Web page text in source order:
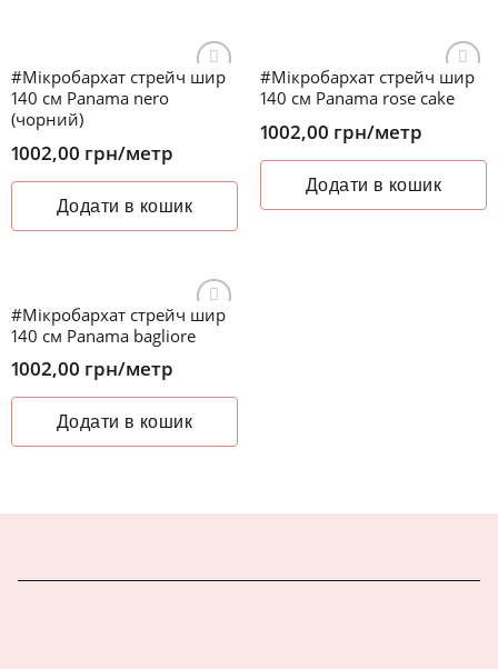
Додати
#Мікробархат стрейч шир
140 см Panama nero
(чорний)
1002,00 грн/метр
Додати в кошик
Додати
до
#Мікробархат стрейч шир
140 см Panama rose cake
1002,00 грн/метр
Додати в кошик
Додати
#Мікробархат стрейч шир
140 см Panama bagliore
1002,00 грн/метр
Додати в кошик